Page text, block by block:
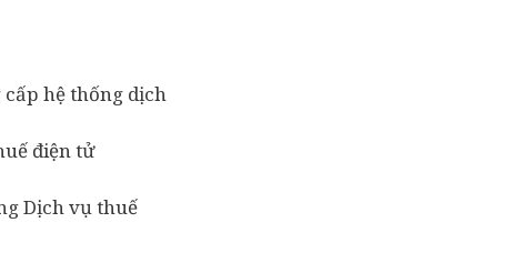
cấp hệ thống dịch
điện tử
Dịch vụ thuế